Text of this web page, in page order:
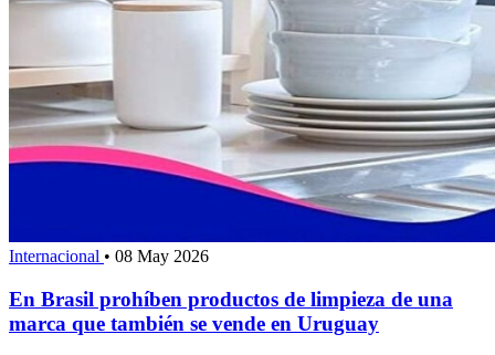
Internacional • 08 May 2026
En Brasil prohíben productos de limpieza de una
marca que también se vende en Uruguay